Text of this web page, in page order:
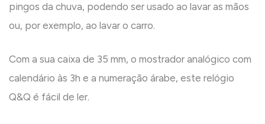
pingos da chuva, podendo ser usado ao lavar as mãos
ou, por exemplo, ao lavar o carro.
Com a sua caixa de 35 mm, o mostrador analógico com
calendário às 3h e a numeração árabe, este relógio
Q&Q é fácil de ler.